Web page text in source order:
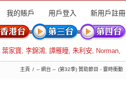
我的賬戶 用戶登入 新用戶註冊
葉家寶, 李錦鴻, 譚雁瞳, 朱利安, Norman,
主頁 -- 網台 -- (第32季) 贊助節目 - 霎時衝動